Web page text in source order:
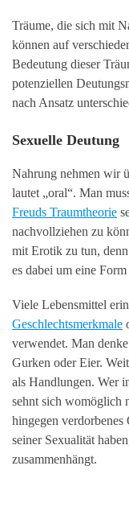
Träume, die sich mit
können auf
Bedeutung dieser
potenziellen
nach Ansatz
Sexuelle Deutung
Nahrung nehmen wir
lautet „oral“. Man
Freuds Traumtheorie
nachvollziehen zu
mit Erotik zu tun,
es dabei um eine
Viele Lebensmittel
Geschlechtsmerkmale
verwendet. Man
Gurken oder Eier.
als Handlungen. Wer
sehnt sich womöglich
hingegen
seiner Sexualität
zusammenhängt.